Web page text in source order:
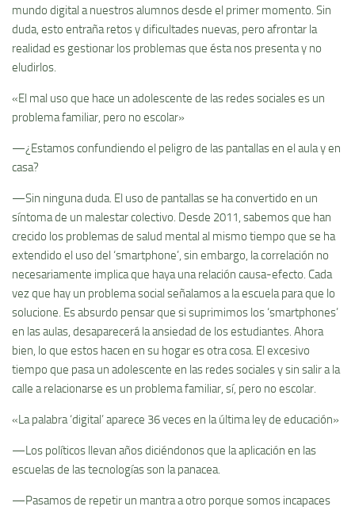
mundo digital a nuestros alumnos desde el primer momento. Sin
duda, esto entraña retos y dificultades nuevas, pero afrontar la
realidad es gestionar los problemas que ésta nos presenta y no
eludirlos.
«El mal uso que hace un adolescente de las redes sociales es un
problema familiar, pero no escolar»
—¿Estamos confundiendo el peligro de las pantallas en el aula y en
casa?
—Sin ninguna duda. El uso de pantallas se ha convertido en un
síntoma de un malestar colectivo. Desde 2011, sabemos que han
crecido los problemas de salud mental al mismo tiempo que se ha
extendido el uso del ‘smartphone’, sin embargo, la correlación no
necesariamente implica que haya una relación causa-efecto. Cada
vez que hay un problema social señalamos a la escuela para que lo
solucione. Es absurdo pensar que si suprimimos los ‘smartphones’
en las aulas, desaparecerá la ansiedad de los estudiantes. Ahora
bien, lo que estos hacen en su hogar es otra cosa. El excesivo
tiempo que pasa un adolescente en las redes sociales y sin salir a la
calle a relacionarse es un problema familiar, sí, pero no escolar.
«La palabra ‘digital’ aparece 36 veces en la última ley de educación»
—Los políticos llevan años diciéndonos que la aplicación en las
escuelas de las tecnologías son la panacea.
—Pasamos de repetir un mantra a otro porque somos incapaces